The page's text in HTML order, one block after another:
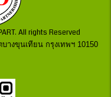
All rights Reserved
างขุนเทียน กรุงเทพฯ 10150